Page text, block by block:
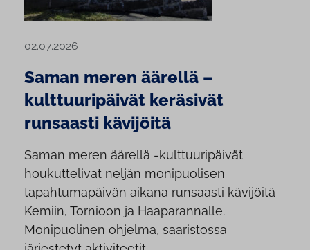
02.07.2026
Saman meren äärellä –
kulttuuripäivät keräsivät
runsaasti kävijöitä
Saman meren äärellä -kulttuuripäivät
houkuttelivat neljän monipuolisen
tapahtumapäivän aikana runsaasti kävijöitä
Kemiin, Tornioon ja Haaparannalle.
Monipuolinen ohjelma, saaristossa